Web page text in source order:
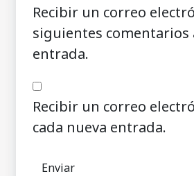
Recibir un correo
siguientes comentarios
entrada.
Recibir un correo
cada nueva entrada.